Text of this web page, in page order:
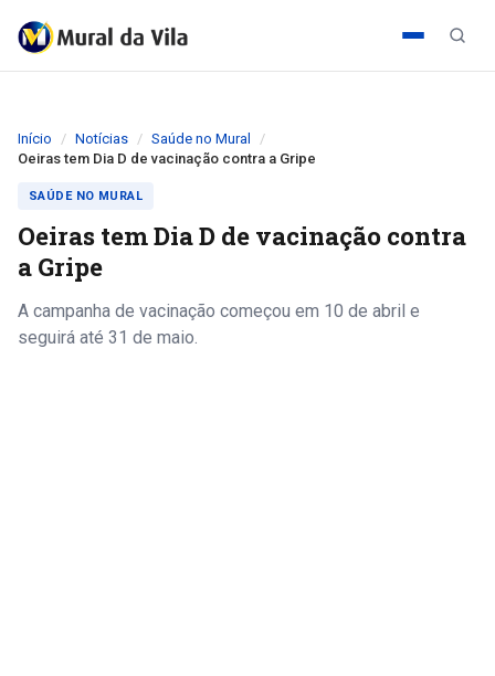
Início Notícias
Saúde no Mural
Oeiras tem Dia D de vacinação contra a Gripe
SAÚDE NO MURAL
Oeiras tem Dia D de vacinação contra
a Gripe
A campanha de vacinação começou em 10 de abril e
seguirá até 31 de maio.